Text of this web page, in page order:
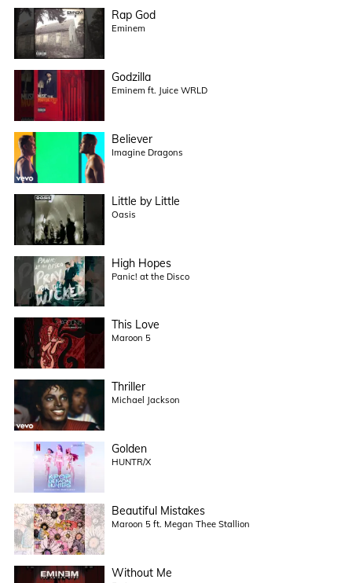
Rap God
Eminem
Godzilla
Eminem ft. Juice WRLD
Believer
Imagine Dragons
Little by Little
Oasis
High Hopes
Panic! at the Disco
This Love
Maroon 5
Thriller
Michael Jackson
Golden
HUNTR/X
Beautiful Mistakes
Maroon 5 ft. Megan Thee Stallion
Without Me